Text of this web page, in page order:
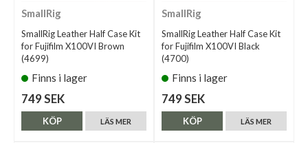
SmallRig
SmallRig Leather Half Case Kit
for Fujifilm X100VI Brown
(4699)
Finns i lager
749 SEK
LÄS MER
KÖP
SmallRig
SmallRig Leather Half Case Kit
for Fujifilm X100VI Black
(4700)
Finns i lager
749 SEK
LÄS MER
KÖP